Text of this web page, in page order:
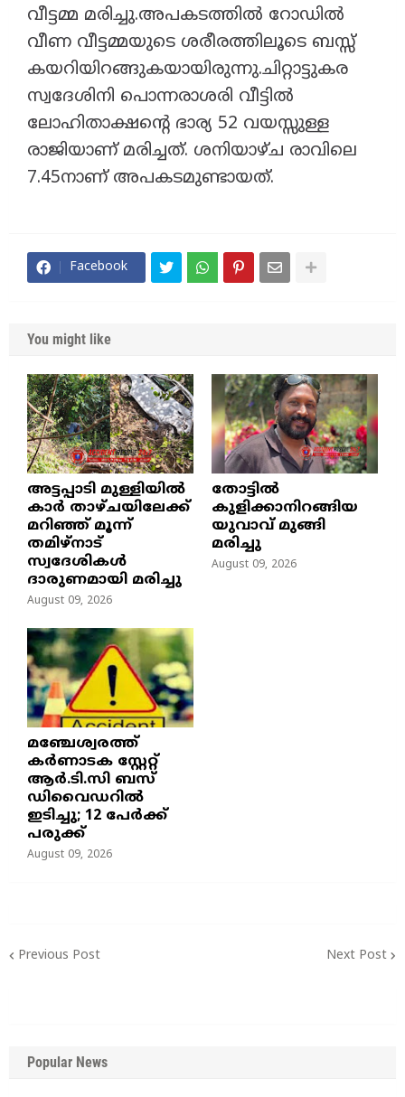
വീട്ടമ്മ മരിച്ചു.അപകടത്തിൽ റോഡിൽ
വീണ വീട്ടമ്മയുടെ ശരീരത്തിലൂടെ ബസ്സ്
കയറിയിറങ്ങുകയായിരുന്നു.ചിറ്റാട്ടുകര
സ്വദേശിനി പൊന്നരാശരി വീട്ടിൽ
ലോഹിതാക്ഷൻ്റെ ഭാര്യ 52 വയസ്സുള്ള
രാജിയാണ് മരിച്ചത്. ശനിയാഴ്‌ച രാവിലെ
7.45നാണ് അപകടമുണ്ടായത്.
Facebook
You might like
അട്ടപ്പാടി മുള്ളിയിൽ
കാർ താഴ്ചയിലേക്ക്
മറിഞ്ഞ് മൂന്ന്
തമിഴ്നാട്
സ്വദേശികൾ
ദാരുണമായി മരിച്ചു
August 09, 2026
തോട്ടിൽ
കുളിക്കാനിറങ്ങിയ
യുവാവ് മുങ്ങി
മരിച്ചു
August 09, 2026
മഞ്ചേശ്വരത്ത്
കര്‍ണാടക സ്റ്റേറ്റ്
ആര്‍.ടി.സി ബസ്
ഡിവൈഡറില്‍
ഇടിച്ചു; 12 പേര്‍ക്ക്
പരുക്ക്
August 09, 2026
Previous Post Next Post
Popular News